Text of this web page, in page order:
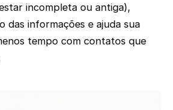
incompleta ou antiga),
das informações e ajuda sua
tempo com contatos que